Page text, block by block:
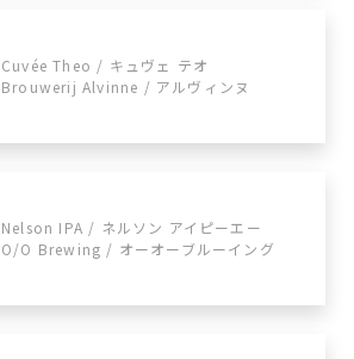
Cuvée Theo / キュヴェ テオ
Brouwerij Alvinne / アルヴィンヌ
Nelson IPA / ネルソン アイピーエー
O/O Brewing / オーオーブルーイング